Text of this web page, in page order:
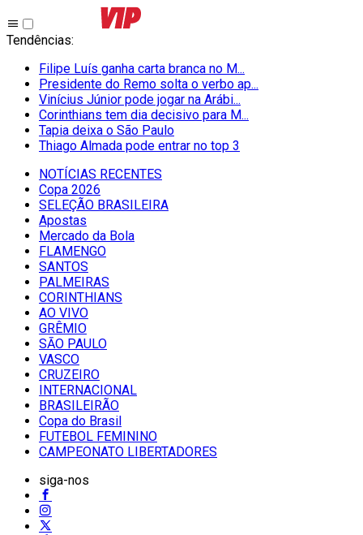
Tendências:
Filipe Luís ganha carta branca no M...
Presidente do Remo solta o verbo ap...
Vinícius Júnior pode jogar na Arábi...
Corinthians tem dia decisivo para M...
Tapia deixa o São Paulo
Thiago Almada pode entrar no top 3
NOTÍCIAS RECENTES
Copa 2026
SELEÇÃO BRASILEIRA
Apostas
Mercado da Bola
FLAMENGO
SANTOS
PALMEIRAS
CORINTHIANS
AO VIVO
GRÊMIO
SĀO PAULO
VASCO
CRUZEIRO
INTERNACIONAL
BRASILEIRÃO
Copa do Brasil
FUTEBOL FEMININO
CAMPEONATO LIBERTADORES
siga-nos